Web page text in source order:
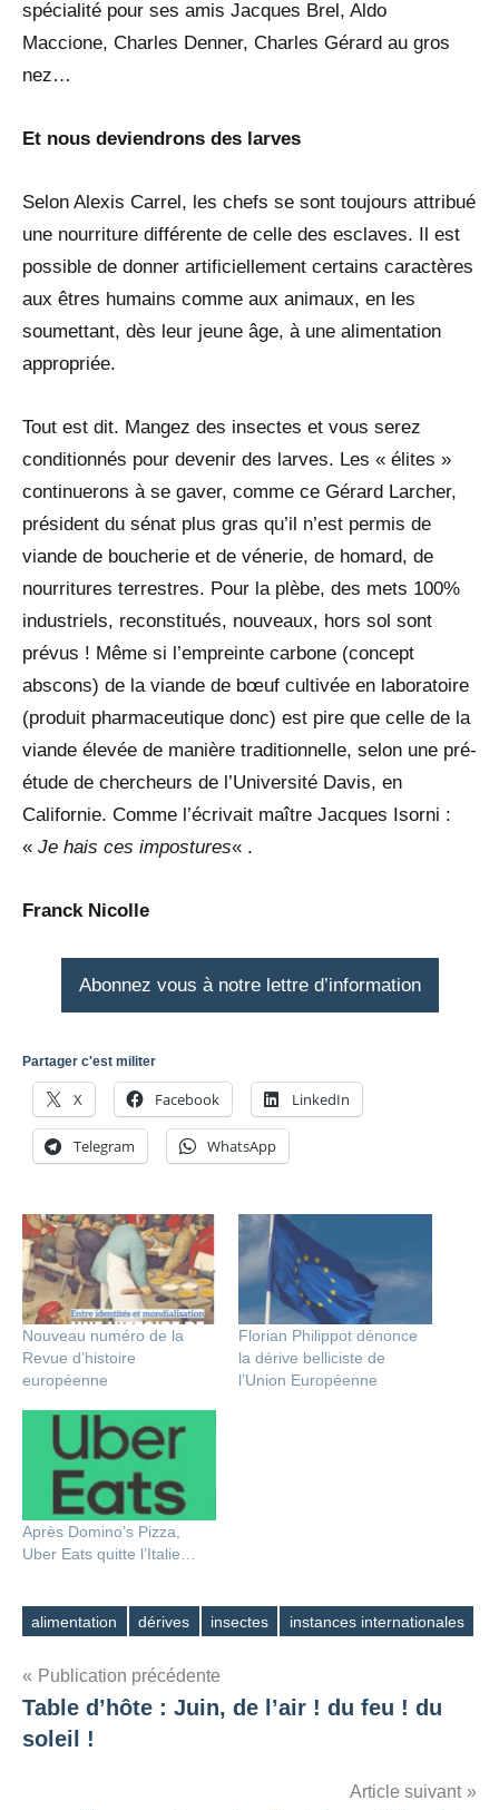
spécialité pour ses amis Jacques Brel, Aldo
Maccione, Charles Denner, Charles Gérard au gros
nez…
Et nous deviendrons des larves
Selon Alexis Carrel, les chefs se sont toujours attribué
une nourriture différente de celle des esclaves. Il est
possible de donner artificiellement certains caractères
aux êtres humains comme aux animaux, en les
soumettant, dès leur jeune âge, à une alimentation
appropriée.
Tout est dit. Mangez des insectes et vous serez
conditionnés pour devenir des larves. Les « élites »
continuerons à se gaver, comme ce Gérard Larcher,
président du sénat plus gras qu’il n’est permis de
viande de boucherie et de vénerie, de homard, de
nourritures terrestres. Pour la plèbe, des mets 100%
industriels, reconstitués, nouveaux, hors sol sont
prévus ! Même si l’empreinte carbone (concept
abscons) de la viande de bœuf cultivée en laboratoire
(produit pharmaceutique donc) est pire que celle de la
viande élevée de manière traditionnelle, selon une pré-
étude de chercheurs de l’Université Davis, en
Californie. Comme l’écrivait maître Jacques Isorni :
« Je hais ces impostures« .
Franck Nicolle
Abonnez vous à notre lettre d’information
Partager c'est militer
X Facebook LinkedIn
Telegram WhatsApp
Nouveau numéro de la
Revue d’histoire
européenne
Florian Philippot dénonce
la dérive belliciste de
l’Union Européenne
Après Domino’s Pizza,
Uber Eats quitte l’Italie…
Étiquettes
alimentation dérives insectes instances internationales
Navigation
de
Publication précédente
Table d’hôte : Juin, de l’air ! du feu ! du
soleil !
Article suivant